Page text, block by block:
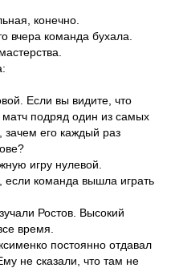
конечно.
вчера команда бухала.
Если вы видите, что
матч подряд один из самых
его каждый раз
игру нулевой.
если команда вышла играть
Ростов. Высокий
время.
постоянно отдавал
не сказали, что там не